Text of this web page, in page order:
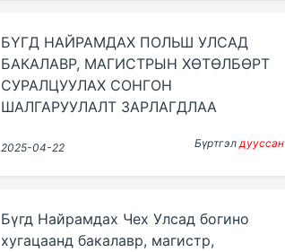
БҮГД НАЙРАМДАХ ПОЛЬШ УЛСАД
БАКАЛАВР, МАГИСТРЫН ХӨТӨЛБӨРТ
СУРАЛЦУУЛАХ СОНГОН
ШАЛГАРУУЛАЛТ ЗАРЛАГДЛАА
2025-04-22 Бүртгэлдууссан
Бүгд Найрамдах Чех Улсад богино
хугацаанд бакалавр, магистр,